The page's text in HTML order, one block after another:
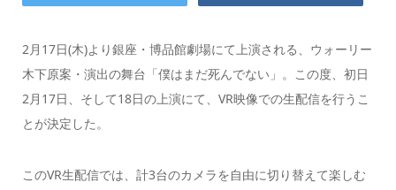
2月17日(木)より銀座・博品館劇場にて上演される、ウォーリー
木下原案・演出の舞台「僕はまだ死んでない」。この度、初日
2月17日、そして18日の上演にて、VR映像での生配信を行うこ
とが決定した。
このVR生配信では、計3台のカメラを自由に切り替えて楽しむ